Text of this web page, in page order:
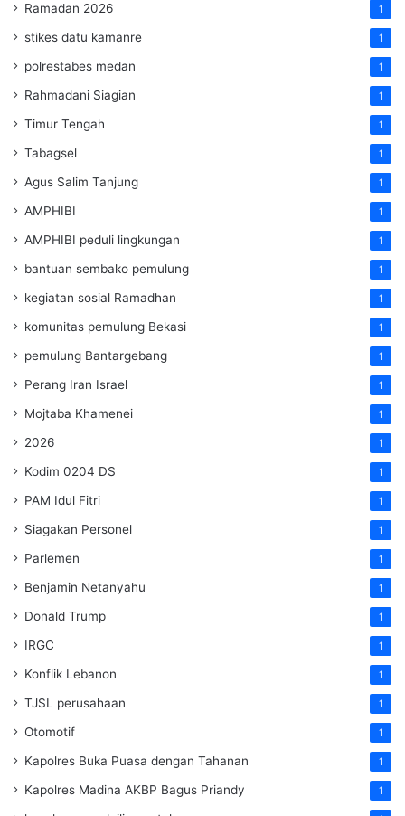
Ramadan 2026 1
stikes datu kamanre 1
polrestabes medan 1
Rahmadani Siagian 1
Timur Tengah 1
Tabagsel 1
Agus Salim Tanjung 1
AMPHIBI 1
AMPHIBI peduli lingkungan 1
bantuan sembako pemulung 1
kegiatan sosial Ramadhan 1
komunitas pemulung Bekasi 1
pemulung Bantargebang 1
Perang Iran Israel 1
Mojtaba Khamenei 1
2026 1
Kodim 0204 DS 1
PAM Idul Fitri 1
Siagakan Personel 1
Parlemen 1
Benjamin Netanyahu 1
Donald Trump 1
IRGC 1
Konflik Lebanon 1
TJSL perusahaan 1
Otomotif 1
Kapolres Buka Puasa dengan Tahanan 1
Kapolres Madina AKBP Bagus Priandy 1